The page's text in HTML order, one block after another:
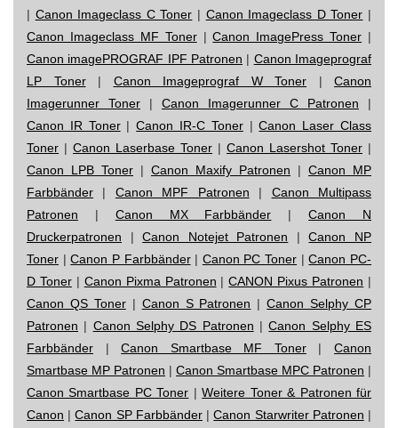
| Canon Imageclass C Toner | Canon Imageclass D Toner |
Canon Imageclass MF Toner|Canon ImagePress Toner |
Canon imagePROGRAF IPF Patronen | Canon Imageprograf
LP Toner| Canon Imageprograf W Toner | Canon
Imagerunner Toner | Canon Imagerunner C Patronen |
Canon IR Toner|Canon IR-C Toner|Canon Laser Class
Toner | Canon Laserbase Toner | Canon Lasershot Toner |
Canon LPB Toner | Canon Maxify Patronen | Canon MP
Farbbänder | Canon MPF Patronen | Canon Multipass
Patronen | Canon MX Farbbänder |Canon N
Druckerpatronen |Canon Notejet Patronen |Canon NP
Toner |Canon P Farbbänder| Canon PC Toner |Canon PC-
D Toner| Canon Pixma Patronen |CANON Pixus Patronen |
Canon QS Toner| Canon S Patronen |Canon Selphy CP
Patronen | Canon Selphy DS Patronen |Canon Selphy ES
Farbbänder |Canon Smartbase MF Toner|Canon
Smartbase MP Patronen | Canon Smartbase MPC Patronen |
Canon Smartbase PC Toner |Weitere Toner & Patronen für
Canon |Canon SP Farbbänder|Canon Starwriter Patronen |